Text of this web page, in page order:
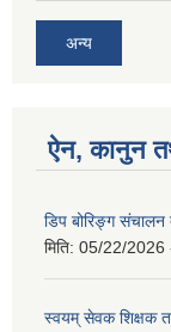
अन्य
ऐन, कानुन
डिप बोरिङ्ग संचालन
मिति: 05/22/2026
स्वयम् सेवक शिक्षक